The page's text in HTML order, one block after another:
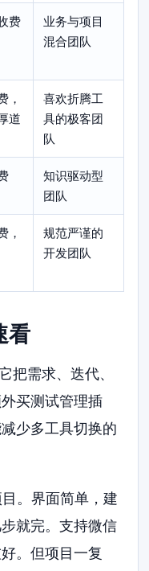
费
业务与项目
混合团队
，
道
喜欢折腾工
具的极客团
队
知识驱动型
团队
，
规范严谨的
开发团队
看
把需求、迭代、
买测试管理插
少多工具切换的
。界面简单，建
就完。支持微信
。但项目一复